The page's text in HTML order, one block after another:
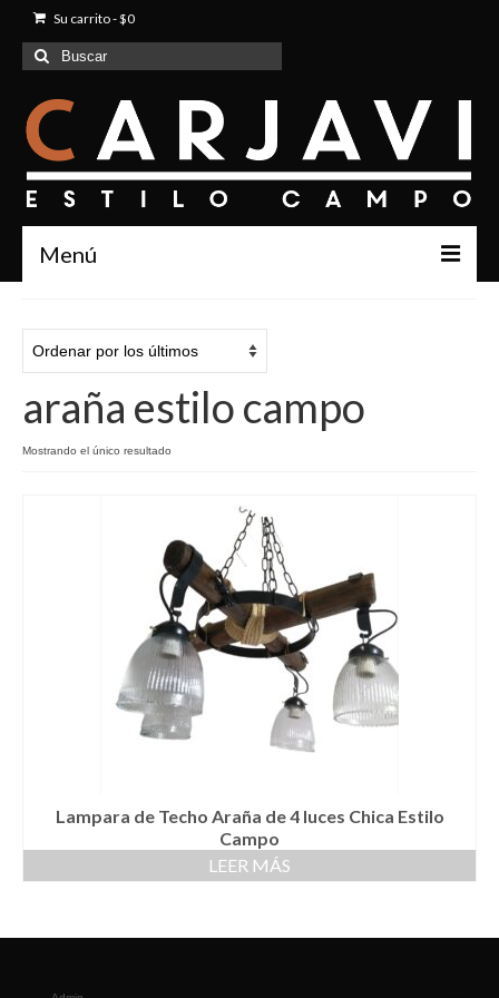
Su carrito-$0
Buscar
por:
Menú
Quienes Somos
Productos
Contacto
araña estilo campo
Mostrando el único resultado
Lampara de Techo Araña de 4 luces Chica Estilo
Campo
LEER MÁS